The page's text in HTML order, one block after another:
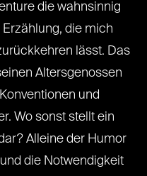
die wahnsinnig
die mich
lässt. Das
Altersgenossen
und
Wo sonst stellt ein
Alleine der Humor
die Notwendigkeit